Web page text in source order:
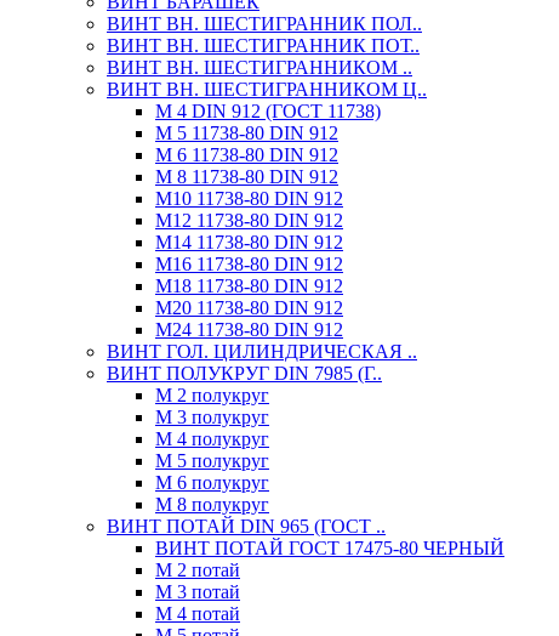
ВИНТ ВН. ШЕСТИГРАННИК ПОЛ..
ВИНТ ВН. ШЕСТИГРАННИК ПОТ..
ВИНТ ВН. ШЕСТИГРАННИКОМ ..
ВИНТ ВН. ШЕСТИГРАННИКОМ Ц..
М 4 DIN 912 (ГОСТ 11738)
М 5 11738-80 DIN 912
М 6 11738-80 DIN 912
М 8 11738-80 DIN 912
М10 11738-80 DIN 912
М12 11738-80 DIN 912
М14 11738-80 DIN 912
М16 11738-80 DIN 912
М18 11738-80 DIN 912
М20 11738-80 DIN 912
М24 11738-80 DIN 912
ВИНТ ГОЛ. ЦИЛИНДРИЧЕСКАЯ ..
ВИНТ ПОЛУКРУГ DIN 7985 (Г..
М 2 полукруг
М 3 полукруг
М 4 полукруг
М 5 полукруг
М 6 полукруг
М 8 полукруг
ВИНТ ПОТАЙ DIN 965 (ГОСТ ..
ВИНТ ПОТАЙ ГОСТ 17475-80 ЧЕРНЫЙ
М 2 потай
М 3 потай
М 4 потай